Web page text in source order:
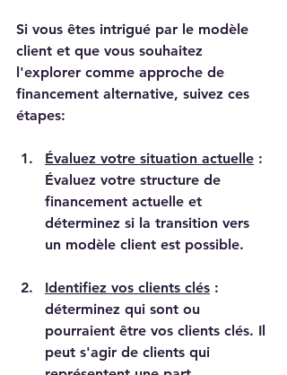
Si vous êtes intrigué par le modèle
client et que vous souhaitez
l'explorer comme approche de
financement alternative, suivez ces
étapes:
Évaluez votre situation actuelle :
Évaluez votre structure de
financement actuelle et
déterminez si la transition vers
un modèle client est possible.
Identifiez vos clients clés :
déterminez qui sont ou
pourraient être vos clients clés. Il
peut s'agir de clients qui